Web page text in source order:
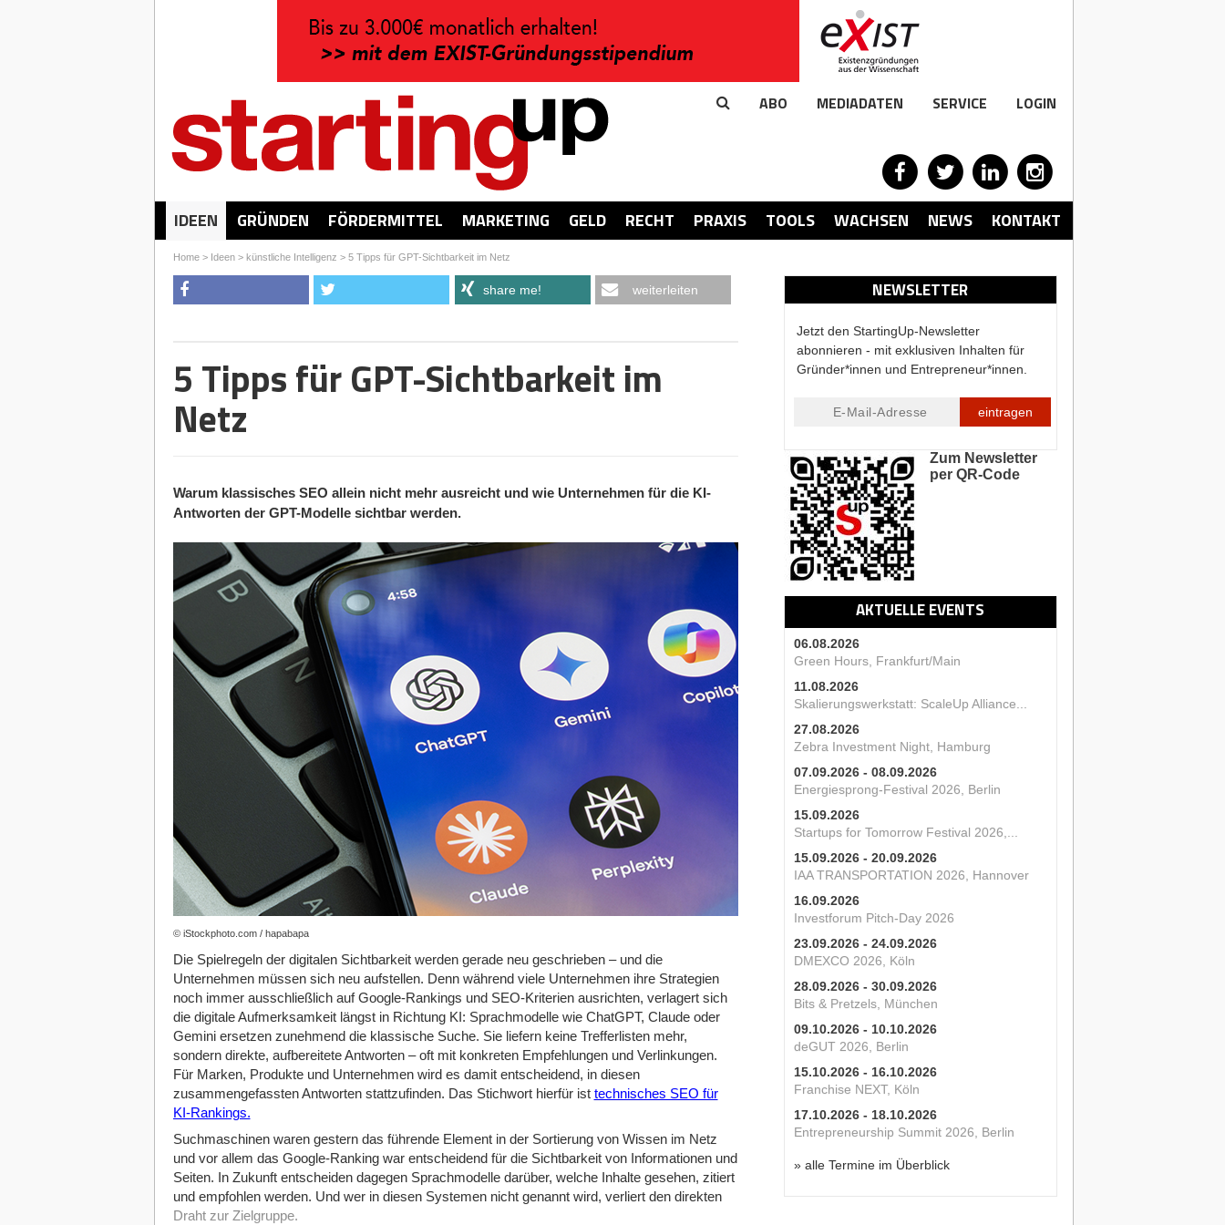
ABO MEDIADATEN SERVICE LOGIN
IDEEN GRÜNDEN FÖRDERMITTEL MARKETING GELD RECHT PRAXIS TOOLS WACHSEN NEWS KONTAKT
Home> Ideen> künstliche Intelligenz > 5 Tipps für GPT-Sichtbarkeit im Netz
NEWSLETTER
Jetzt den StartingUp-Newsletter
abonnieren - mit exklusiven Inhalten für
Gründer*innen und Entrepreneur*innen.
eintragen
Zum Newsletter
per QR-Code
AKTUELLE EVENTS
06.08.2026
Green Hours, Frankfurt/Main
11.08.2026
Skalierungswerkstatt: ScaleUp Alliance...
27.08.2026
Zebra Investment Night, Hamburg
07.09.2026 - 08.09.2026
Energiesprong-Festival 2026, Berlin
15.09.2026
Startups for Tomorrow Festival 2026,...
15.09.2026 - 20.09.2026
IAA TRANSPORTATION 2026, Hannover
16.09.2026
Investforum Pitch-Day 2026
23.09.2026 - 24.09.2026
DMEXCO 2026, Köln
28.09.2026 - 30.09.2026
Bits & Pretzels, München
09.10.2026 - 10.10.2026
deGUT 2026, Berlin
15.10.2026 - 16.10.2026
Franchise NEXT, Köln
17.10.2026 - 18.10.2026
Entrepreneurship Summit 2026, Berlin
» alle Termine im Überblick
share me! weiterleiten
5 Tipps für GPT-Sichtbarkeit im
Netz
Warum klassisches SEO allein nicht mehr ausreicht und wie Unternehmen für die KI-
Antworten der GPT-Modelle sichtbar werden.
© iStockphoto.com / hapabapa
Die Spielregeln der digitalen Sichtbarkeit werden gerade neu geschrieben – und die
Unternehmen müssen sich neu aufstellen. Denn während viele Unternehmen ihre Strategien
noch immer ausschließlich auf Google-Rankings und SEO-Kriterien ausrichten, verlagert sich
die digitale Aufmerksamkeit längst in Richtung KI: Sprachmodelle wie ChatGPT, Claude oder
Gemini ersetzen zunehmend die klassische Suche. Sie liefern keine Trefferlisten mehr,
sondern direkte, aufbereitete Antworten – oft mit konkreten Empfehlungen und Verlinkungen.
Für Marken, Produkte und Unternehmen wird es damit entscheidend, in diesen
zusammengefassten Antworten stattzufinden. Das Stichwort hierfür ist technisches SEO für
KI-Rankings.
Suchmaschinen waren gestern das führende Element in der Sortierung von Wissen im Netz
und vor allem das Google-Ranking war entscheidend für die Sichtbarkeit von Informationen und
Seiten. In Zukunft entscheiden dagegen Sprachmodelle darüber, welche Inhalte gesehen, zitiert
und empfohlen werden. Und wer in diesen Systemen nicht genannt wird, verliert den direkten
Draht zur Zielgruppe.